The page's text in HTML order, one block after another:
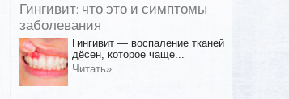
Гингивит: что это и симптомы
заболевания
Гингивит — воспаление тканей
дёсен, которое чаще...
Читать»